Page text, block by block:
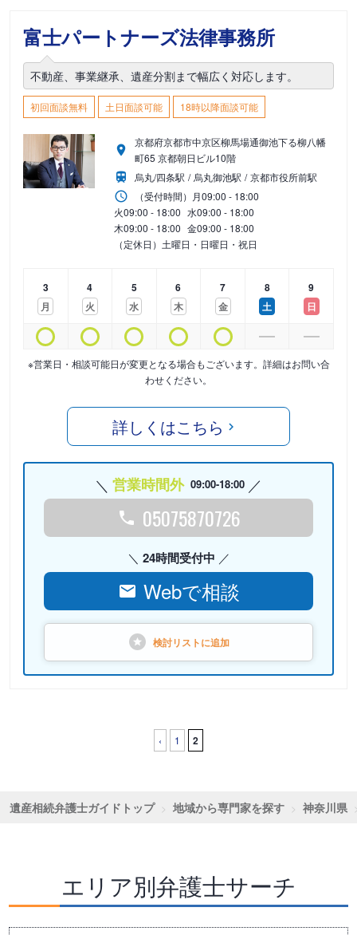
富士パートナーズ法律事務所
不動産、事業継承、遺産分割まで幅広く対応します。
初回面談無料 土日面談可能 18時以降面談可能
京都府京都市中京区柳馬場通御池下る柳八幡
町65 京都朝日ビル10階
烏丸/四条駅
烏丸御池駅
京都市役所前駅
（受付時間） 月09:00 - 18:00
火09:00 - 18:00 水09:00 - 18:00
木09:00 - 18:00 金09:00 - 18:00
（定休日）土曜日・日曜日・祝日
3
月
4
火
5
水
6
木
7
金
8
土
9
日
※営業日・相談可能日が変更となる場合もございます。詳細はお問い合
わせください。
詳しくはこちら
営業時間外 09:00-18:00
05075870726
24時間受付中
Webで相談
検討リストに追加
‹ 1 2
遺産相続弁護士ガイドトップ 地域から専門家を探す 神奈川県
エリア別弁護士サーチ